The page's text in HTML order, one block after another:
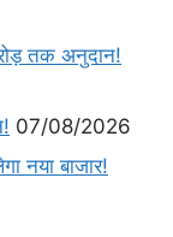
तक अनुदान!
07/08/2026
नया बाजार!